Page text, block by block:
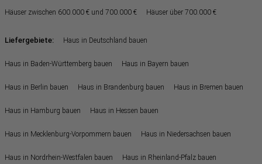
Häuser zwischen 600.000 € und 700.000 € Häuser über 700.000 €
Liefergebiete: Haus in Deutschland bauen
Haus in Baden-Württemberg bauen Haus in Bayern bauen
Haus in Berlin bauen Haus in Brandenburg bauen Haus in Bremen bauen
Haus in Hamburg bauen Haus in Hessen bauen
Haus in Mecklenburg-Vorpommern bauen Haus in Niedersachsen bauen
Haus in Nordrhein-Westfalen bauen Haus in Rheinland-Pfalz bauen